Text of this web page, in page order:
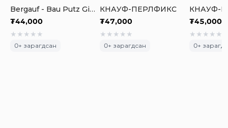
Bergauf - Bau Putz Gips - Шавардлагын зориулалттай гипсэн шаваас
₮44,000
★ ★ ★ ★ ★
0+ зарагдсан
КНАУФ-ПЕРЛФИКС
₮47,000
★ ★ ★ ★ ★
0+ зарагдсан
КНАУФ-
₮45,000
★ ★ ★ ★ ★
0+